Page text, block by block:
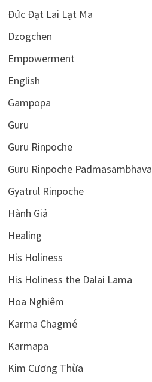
Đức Đạt Lai Lạt Ma
Dzogchen
Empowerment
English
Gampopa
Guru
Guru Rinpoche
Guru Rinpoche Padmasambhava
Gyatrul Rinpoche
Hành Giả
Healing
His Holiness
His Holiness the Dalai Lama
Hoa Nghiêm
Karma Chagmé
Karmapa
Kim Cương Thừa